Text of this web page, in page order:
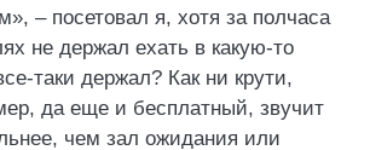
– посетовал я, хотя за полчаса
не держал ехать в какую-то
таки держал? Как ни крути,
да еще и бесплатный, звучит
чем зал ожидания или